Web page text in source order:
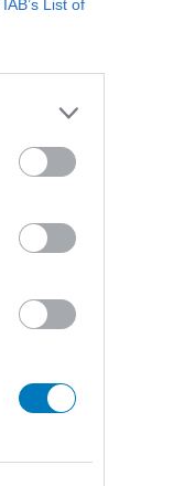
IAB’s List of